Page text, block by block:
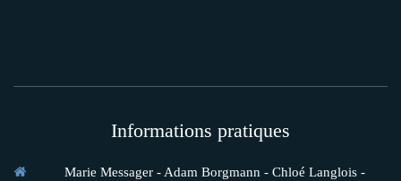
Informations pratiques
Marie Messager - Adam Borgmann - Chloé Langlois -